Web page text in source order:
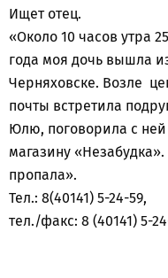
Ищет отец.
«Около 10 часов утра
года моя дочь вышла
Черняховске. Возле
почты встретила
Юлю, поговорила с
магазину
пропала».
Тел.: 8(40141) 5-24-59,
тел./факс: 8 (40141) 5-